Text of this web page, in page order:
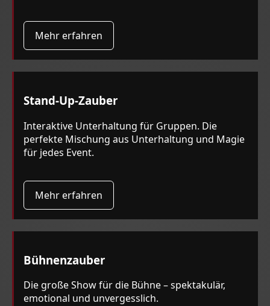
Mehr erfahren
Stand-Up-Zauber
Interaktive Unterhaltung für Gruppen. Die
perfekte Mischung aus Unterhaltung und Magie
für jedes Event.
Mehr erfahren
Bühnenzauber
Die große Show für die Bühne – spektakulär,
emotional und unvergesslich.